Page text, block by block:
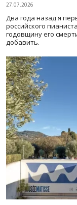
27.07.2026
Два года назад я
российского
годовщину его
добавить.